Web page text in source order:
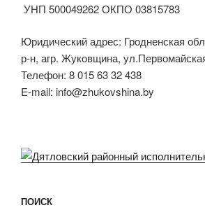
УНП 500049262 ОКПО 03815783
Юридический адрес: Гродненская
р-н, агр. Жуковщина,
Телефон: 8 015 63 32 438
E-mail: info@zhukovshina.by
ПОИСК